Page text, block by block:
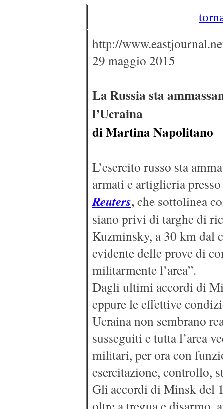
http://
29 maggio 2015
La Russia sta
l’Ucraina
di Martina Napolitano
L’esercito russo sta
armati e artiglieria
Reuters,che sottolinea
siano privi di targhe di
Kuzminsky, a 30 km dal
evidente delle prove di
militarmente l’area”.
Dagli ultimi accordi di
eppure le effettive
Ucraina non sembrano
susseguiti e tutta l’area
militari, per ora con
esercitazione, controllo,
Gli accordi di Minsk del
oltre a tregua e disarmo,